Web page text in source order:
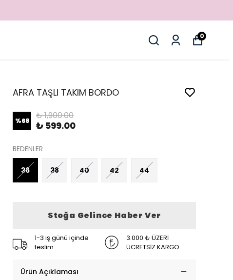
0
AFRA TAŞLI TAKIM BORDO
%68 ₺ 1,900.00
₺ 599.00
BEDENLER
36 38 40 42 44
Stoğa Gelince Haber Ver
1-3 iş günü içinde
teslim
3.000 ₺ ÜZERİ
ÜCRETSİZ KARGO
Ürün Açıklaması